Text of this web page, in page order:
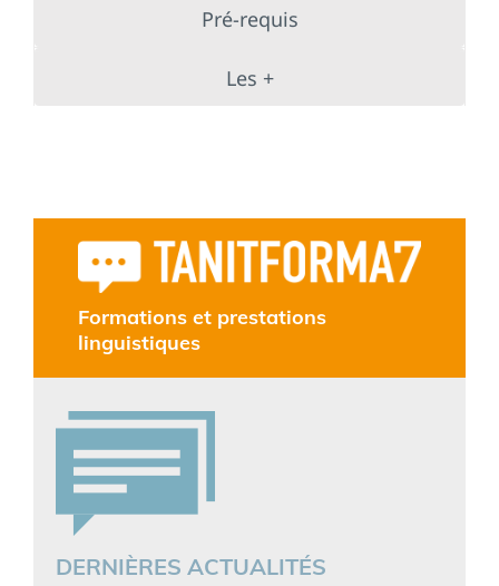
Pré-requis
Les +
Formations et prestations
linguistiques
DERNIÈRES ACTUALITÉS